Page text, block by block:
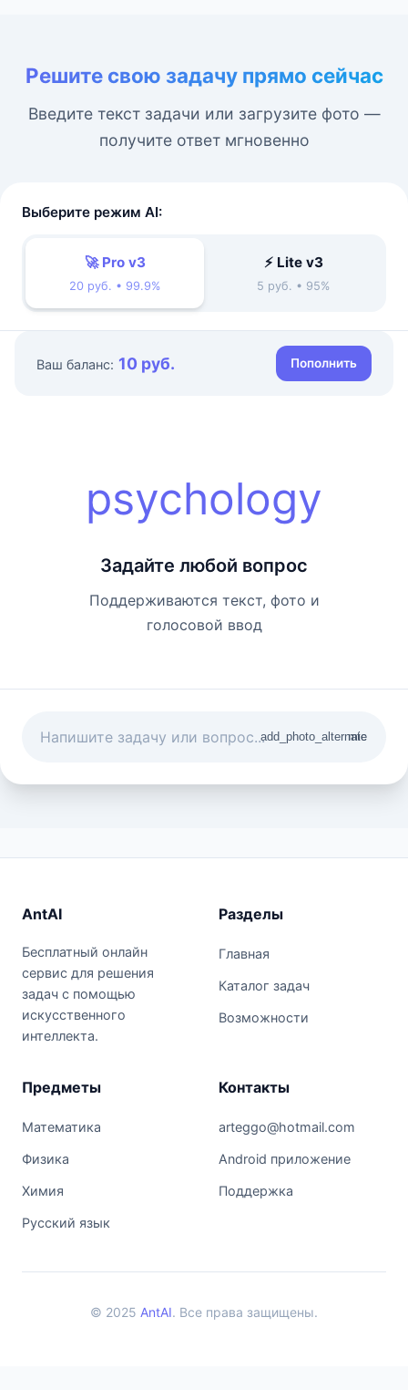
Решите свою задачу прямо сейчас
Введите текст задачи или загрузите фото —
получите ответ мгновенно
Выберите режим AI:
🚀 Pro v3
20 руб. • 99.9%
⚡ Lite v3
5 руб. • 95%
Ваш баланс: 10 руб. Пополнить
psychology
Задайте любой вопрос
Поддерживаются текст, фото и
голосовой ввод
add_photo_alternate
mic
AntAI
Бесплатный онлайн
сервис для решения
задач с помощью
искусственного
интеллекта.
Разделы
Главная
Каталог задач
Возможности
Предметы
Математика
Физика
Химия
Русский язык
Контакты
arteggo@hotmail.com
Android приложение
Поддержка
© 2025 AntAI. Все права защищены.